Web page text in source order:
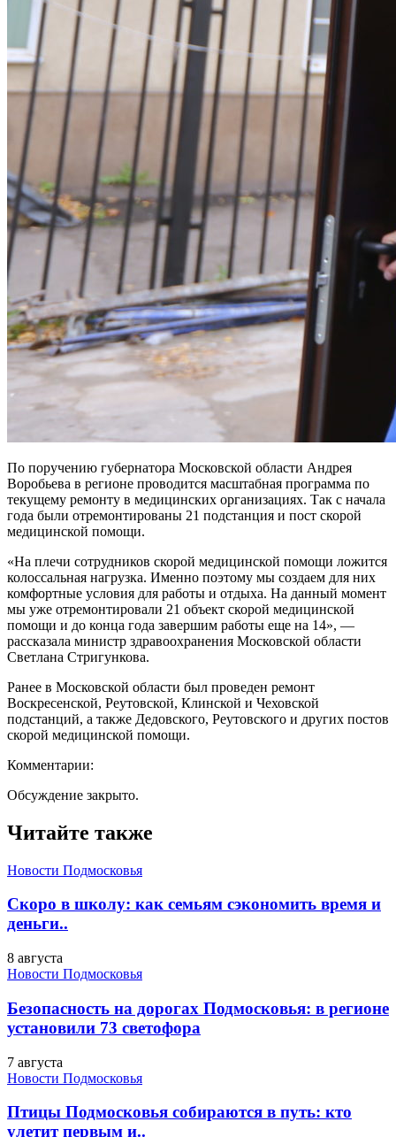
По поручению губернатора Московской области Андрея
Воробьева в регионе проводится масштабная программа по
текущему ремонту в медицинских организациях. Так с начала
года были отремонтированы 21 подстанция и пост скорой
медицинской помощи.
«На плечи сотрудников скорой медицинской помощи ложится
колоссальная нагрузка. Именно поэтому мы создаем для них
комфортные условия для работы и отдыха. На данный момент
мы уже отремонтировали 21 объект скорой медицинской
помощи и до конца года завершим работы еще на 14», —
рассказала министр здравоохранения Московской области
Светлана Стригункова.
Ранее в Московской области был проведен ремонт
Воскресенской, Реутовской, Клинской и Чеховской
подстанций, а также Дедовского, Реутовского и других постов
скорой медицинской помощи.
Комментарии:
Обсуждение закрыто.
Читайте также
Новости Подмосковья
Скоро в школу: как семьям сэкономить время и
деньги..
8 августа
Новости Подмосковья
Безопасность на дорогах Подмосковья: в регионе
установили 73 светофора
7 августа
Новости Подмосковья
Птицы Подмосковья собираются в путь: кто
улетит первым и..